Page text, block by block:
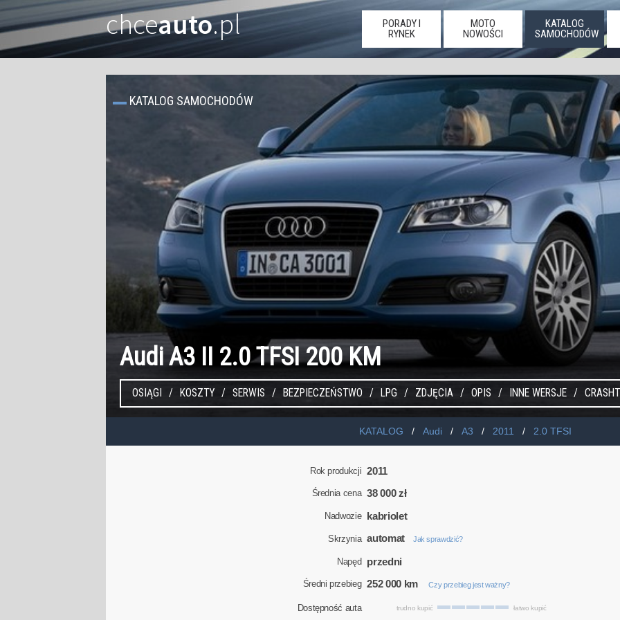
chceauto.pl
PORADY I
RYNEK
MOTO
NOWOŚCI
KATALOG
SAMOCHODÓW
Audi A3 II 2.0 TFSI 200 KM
KATALOG SAMOCHODÓW
OSIĄGI KOSZTY SERWIS BEZPIECZEŃSTWO LPG ZDJĘCIA OPIS INNE WERSJE
KATALOG Audi A3 2011 2.0 TFSI
Rok produkcji 2011
Średnia cena 38 000 zł
Nadwozie kabriolet
Skrzynia automat Jak sprawdzić?
Napęd przedni
Średni przebieg 252 000 km Czy przebieg jest ważny?
Dostępność auta trudno kupić łatwo kupić